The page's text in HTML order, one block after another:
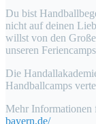
Du bist
nicht auf deinen
willst von den
unseren
Die
Handballcamps
Mehr Informationen
bayern.de/